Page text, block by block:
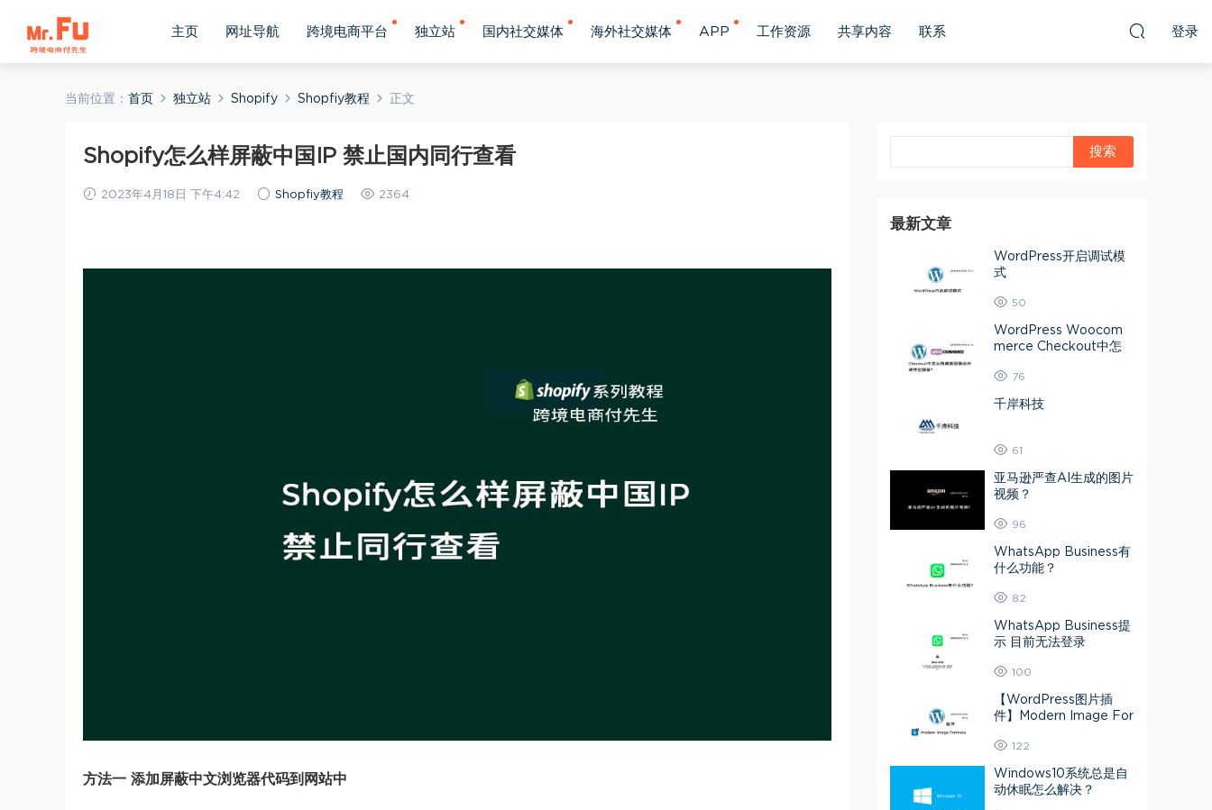
主页 网址导航 跨境电商平台 独立站 国内社交媒体 海外社交媒体 APP 工作资源 共享内容 联系 登录
当前位置： 首页 独立站 Shopify Shopfiy教程 正文
Shopify怎么样屏蔽中国IP 禁止国内同行查看
2023年4月18日 下午4:42 Shopfiy教程 2364
方法一 添加屏蔽中文浏览器代码到网站中
最新文章
WordPress开启调试模
式
50
WordPress Woocom
merce Checkout中怎
国家？
76
千岸科技
61
亚马逊严查AI生成的图片
视频？
96
WhatsApp Business有
什么功能？
82
WhatsApp Business提
示 目前无法登录
100
【WordPress图片插
件】Modern Image For
VIF或Webp
122
Windows10系统总是自
动休眠怎么解决？